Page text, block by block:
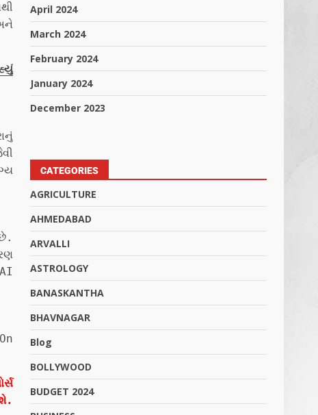
April 2024
March 2024
February 2024
January 2024
December 2023
CATEGORIES
AGRICULTURE
AHMEDABAD
ARVALLI
ASTROLOGY
BANASKANTHA
BHAVNAGAR
Blog
BOLLYWOOD
BUDGET 2024